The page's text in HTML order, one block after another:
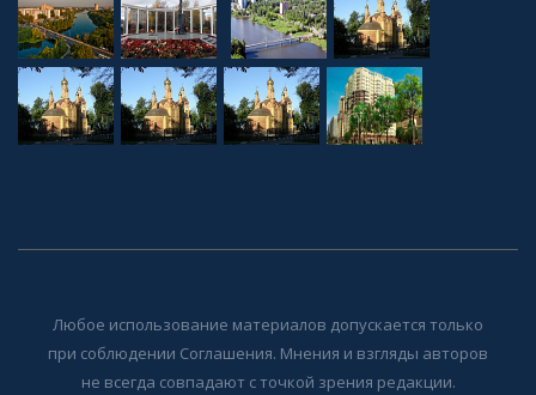
Любое использование материалов допускается только
при соблюдении Соглашения. Мнения и взгляды авторов
не всегда совпадают с точкой зрения редакции.